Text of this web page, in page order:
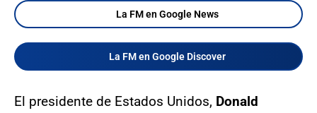
La FM en Google News
La FM en Google Discover
El presidente de Estados Unidos, Donald